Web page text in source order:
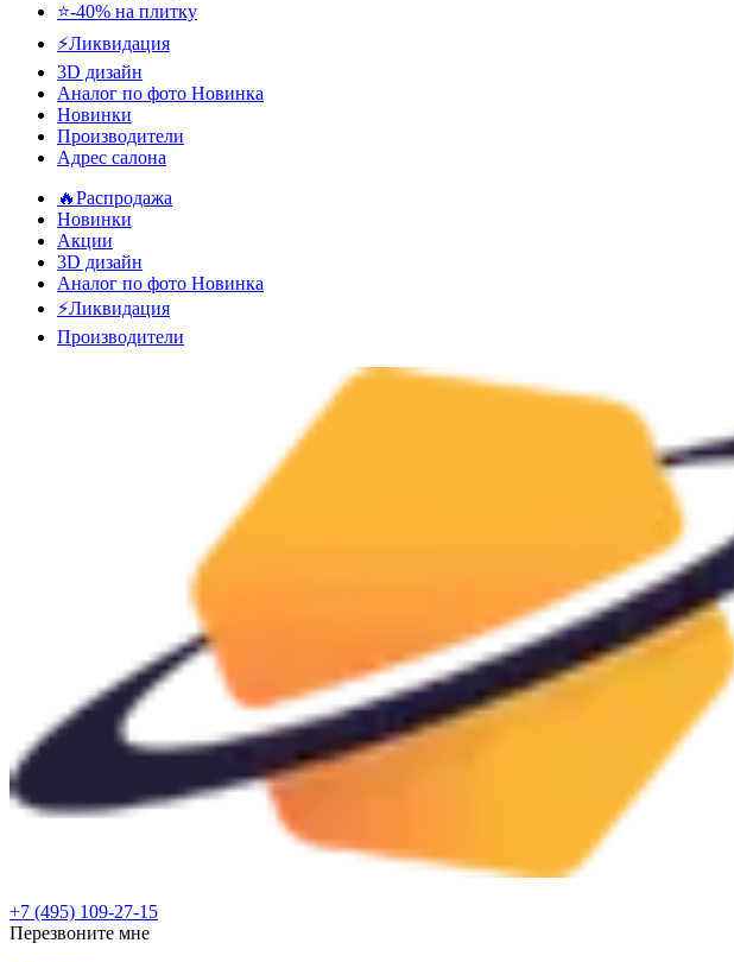
⭐-40% на плитку
⚡️Ликвидация
3D дизайн
Аналог по фото Новинка
Новинки
Производители
Адрес салона
🔥Распродажа
Новинки
Акции
3D дизайн
Аналог по фото Новинка
⚡Ликвидация
Производители
+7 (495) 109-27-15
Перезвоните мне